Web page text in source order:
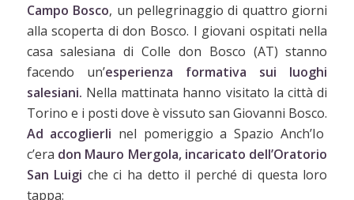
Campo Bosco, un pellegrinaggio di quattro giorni
alla scoperta di don Bosco. I giovani ospitati nella
casa salesiana di Colle don Bosco (AT) stanno
facendo un’esperienza formativa sui luoghi
salesiani. Nella mattinata hanno visitato la città di
Torino e i posti dove è vissuto san Giovanni Bosco.
Ad accoglierli nel pomeriggio a Spazio Anch’Io
c’era don Mauro Mergola, incaricato dell’Oratorio
San Luigi che ci ha detto il perché di questa loro
tappa: